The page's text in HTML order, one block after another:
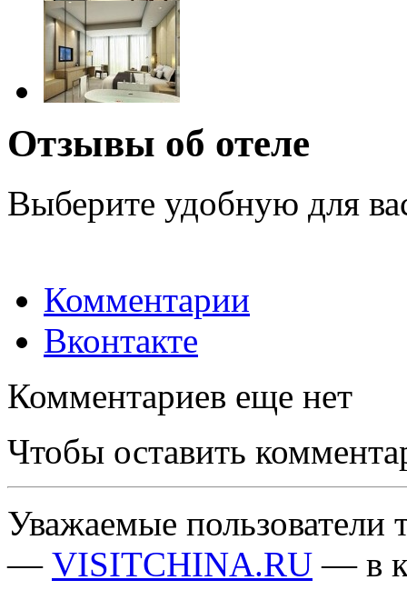
Отзывы об отеле
Выберите удобную для
Комментарии
Вконтакте
Комментариев еще нет
Чтобы оставить
Уважаемые пользователи
— VISITCHINA.RU — в